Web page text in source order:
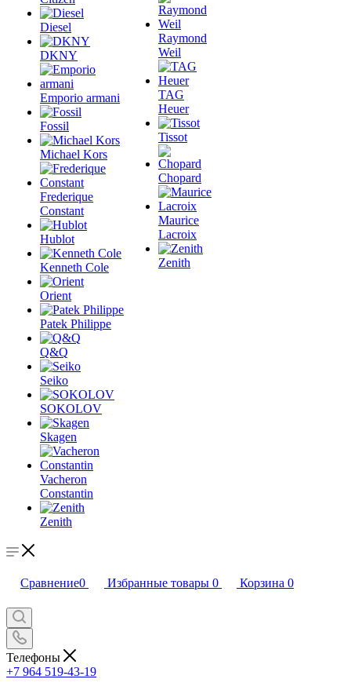
Diesel
DKNY
Emporio armani
Fossil
Michael Kors
Frederique
Constant
Hublot
Kenneth Cole
Orient
Patek Philippe
Q&Q
Seiko
SOKOLOV
Skagen
Vacheron
Constantin
Zenith
Raymond
Weil
TAG
Heuer
Tissot
Chopard
Maurice
Lacroix
Zenith
Сравнение0 Избранные товары 0 Корзина 0
Телефоны
+7 964 519-43-19